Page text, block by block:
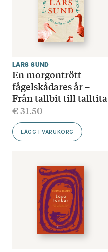
LARS SUND
En morgontrött
fågelskådares år –
Från tallbit till talltita
€31.50
LÄGG I VARUKORG